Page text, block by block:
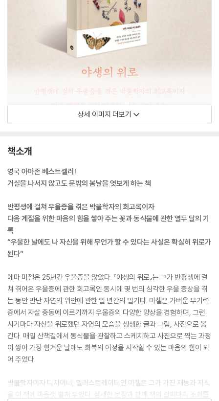
상세 이미지 더보기
책소개
영국 아마존 베스트셀러!
거실을 나서지 않고도 문밖의 봄날을 엿보게 하는 책
반평생에 걸쳐 우울증을 겪은 박물학자의 회고록이자
다음 계절을 위한 마음의 힘을 쌓아 주는 꽃과 동식물에 관한 열두 달의 기
록
“우울한 날에도 나 자신을 위해 무언가 할 수 있다는 사실은 확실히 위로가
된다”
에마 미첼은 25년간 우울증을 앓았다. 『야생의 위로』는 그가 반평생에 걸
쳐 겪어온 우울증에 관한 회고록인 동시에 몇 번의 심각한 우울 증상을 겪
는 동안 만난 자연의 위안에 관한 일 년간의 일기다. 미첼은 가벼운 무기력
증에서 자살 충동에 이르기까지 우울증의 다양한 양상을 경험하며, 그런
시기마다 자신을 위로했던 자연의 모습을 생생한 글과 그림, 사진으로 옮
긴다. 매일 산책길에서 동식물을 관찰하고 스케치하고 사진으로 찍는 과정
이 쌓여 가장 힘겨운 날에도 회복의 여정을 시작할 수 있는 마음의 힘이 되
어 주었다.
박물학자이자 디자이너, 일러스트레이터인 미첼은 그가 가진 재능과 지식
을 이 책에 마음껏 펼쳐 두었다. 섬세한 문장과 함께 책의 갈피마다 조화롭